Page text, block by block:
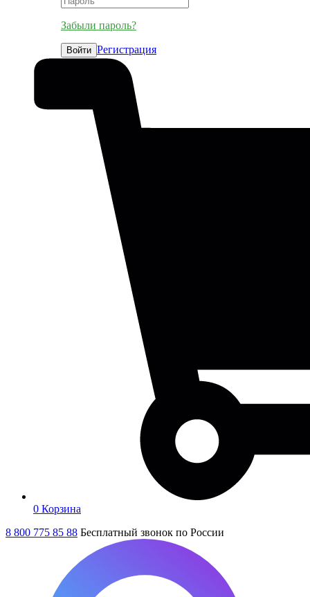
Забыли пароль?
Войти Регистрация
0 Корзина
8 800 775 85 88 Бесплатный звонок по России